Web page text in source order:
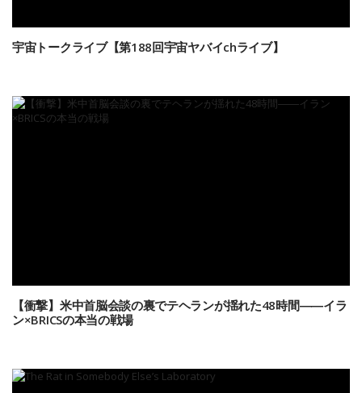
宇宙トークライブ【第188回宇宙ヤバイchライブ】
【衝撃】米中首脳会談の裏でテヘランが揺れた48時間――イラ
ン×BRICSの本当の戦場